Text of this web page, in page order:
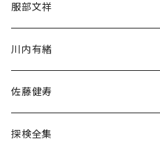
民族・風習
服部文祥
川内有緒
佐藤健寿
探検全集